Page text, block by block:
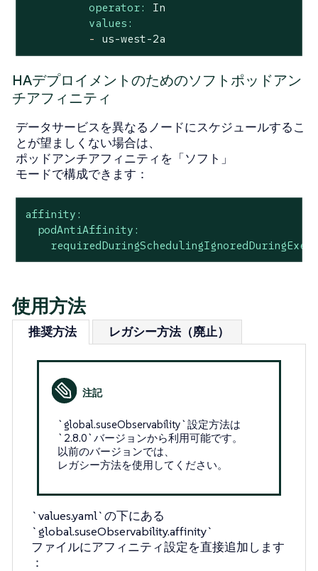
operator:
In
values:
-
us-west-2a
HAデプロイメントのためのソフトポッドアン
チアフィニティ
データサービスを異なるノードにスケジュールするこ
とが望ましくない場合は、
ポッドアンチアフィニティを「ソフト」
モードで構成できます：
affinity:
podAntiAffinity:
使用方法
推奨方法 レガシー方法（廃止）
`global.suseObservability`設定方法は
`2.8.0`バージョンから利用可能です。
以前のバージョンでは、
レガシー方法を使用してください。
`values.yaml`の下にある
`global.suseObservability.affinity`
ファイルにアフィニティ設定を直接追加します
：